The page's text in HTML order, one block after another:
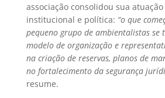
associação consolidou sua
institucional e política: “o que
pequeno grupo de ambientalistas se
modelo de organização e
na criação de reservas, planos de
no fortalecimento da segurança
resume.